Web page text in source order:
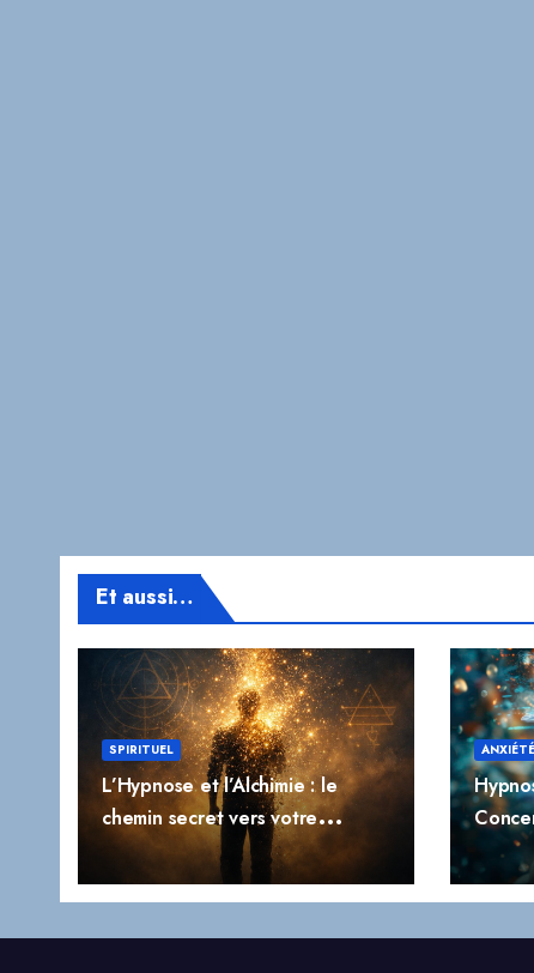
Et aussi…
SPIRITUEL
L’Hypnose et l’Alchimie : le
chemin secret vers votre
transformation profonde
ANXIÉTÉ